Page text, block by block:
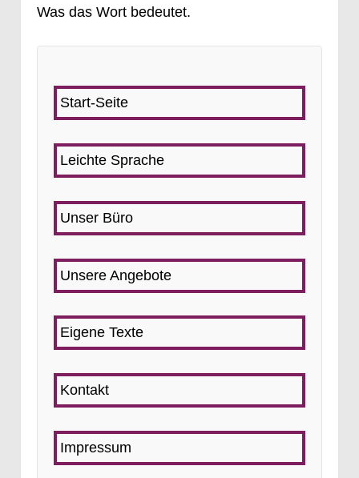
Was das Wort bedeutet.
Start-Seite
Leichte Sprache
Unser Büro
Unsere Angebote
Eigene Texte
Kontakt
Impressum